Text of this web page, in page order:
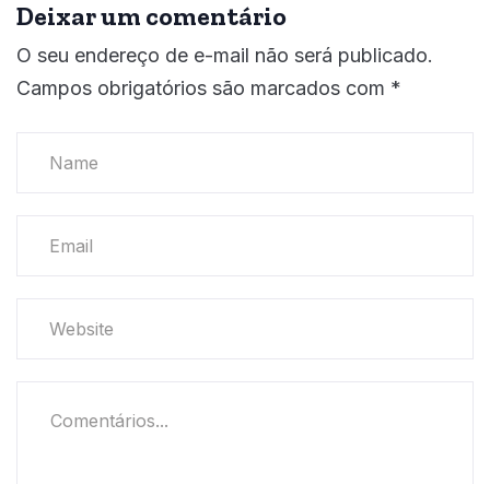
Deixar um comentário
O seu endereço de e-mail não será publicado.
Campos obrigatórios são marcados com *